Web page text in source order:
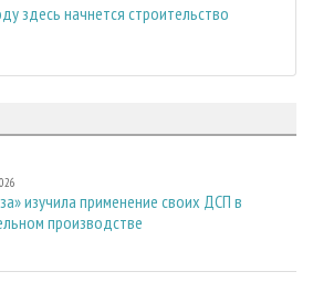
здесь начнется строительство
изучила применение своих ДСП в
производстве